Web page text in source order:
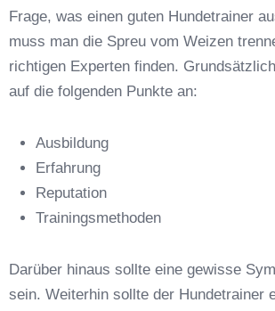
Anschrift
Frage, was einen guten Hundetrainer
muss man die Spreu vom Weizen
richtigen Experten finden.
auf die folgenden Punkte an:
Ausbildung
Erfahrung
Reputation
Trainingsmethoden
Darüber hinaus sollte eine gewisse
sein. Weiterhin sollte der Hundetrainer